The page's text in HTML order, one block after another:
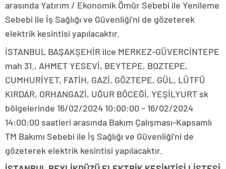
arasında Yatırım / Ekonomik Ömür Sebebi ile Yenileme
Sebebi ile İş Sağlığı ve Güvenliği’ni de gözeterek
elektrik kesintisi yapılacaktır.
İSTANBUL BAŞAKŞEHİR ilce MERKEZ-GÜVERCİNTEPE
mah 31., AHMET YESEVİ, BEYTEPE, BOZTEPE,
CUMHURİYET, FATİH, GAZİ, GÖZTEPE, GÜL, LÜTFÜ
KIRDAR, ORHANGAZİ, UĞUR BÖCEĞİ, YEŞİLYURT sk
bölgelerinde 16/02/2024 10:00:00 – 16/02/2024
14:00:00 saatleri arasında Bakım Çalışması-Kapsamlı
TM Bakımı Sebebi ile İş Sağlığı ve Güvenliği’ni de
gözeterek elektrik kesintisi yapılacaktır.